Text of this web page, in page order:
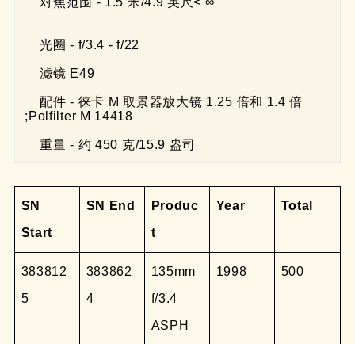
    光圈 - f/3.4 - f/22
    滤镜 E49
    配件 - 徕卡 M 取景器放大镜 1.25 倍和 1.4 倍
;Polfilter M 14418
    重量 - 约 450 克/15.9 盎司
SN
Start
SN End
Produc
t
Year Total
383812
5
383862
4
135mm
f/3.4
ASPH
1998 500